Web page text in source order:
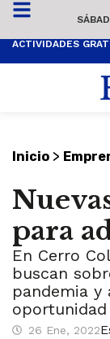
Inicio >
para
En Cerro
buscan
pandemia y
oportunidad
26 Ene, 2022